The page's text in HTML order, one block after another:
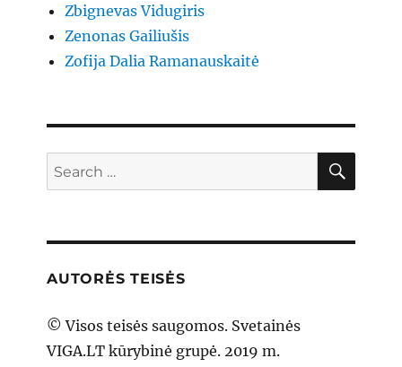
Zbignevas Vidugiris
Zenonas Gailiušis
Zofija Dalia Ramanauskaitė
Search
for:
AUTORĖS TEISĖS
© Visos teisės saugomos. Svetainės
VIGA.LT kūrybinė grupė. 2019 m.